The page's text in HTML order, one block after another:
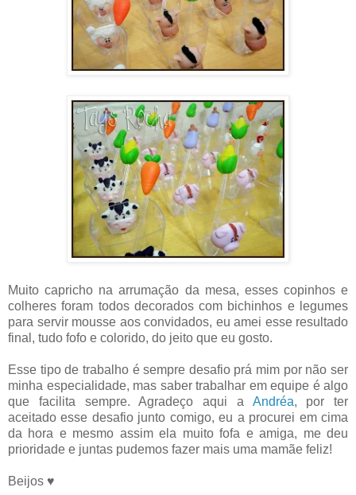
Muito capricho na arrumação da mesa, esses copinhos e
colheres foram todos decorados com bichinhos e legumes
para servir mousse aos convidados, eu amei esse resultado
final, tudo fofo e colorido, do jeito que eu gosto.
Esse tipo de trabalho é sempre desafio prá mim por não ser
minha especialidade, mas saber trabalhar em equipe é algo
que facilita sempre. Agradeço aqui a Andréa, por ter
aceitado esse desafio junto comigo, eu a procurei em cima
da hora e mesmo assim ela muito fofa e amiga, me deu
prioridade e juntas pudemos fazer mais uma mamãe feliz!
Beijos ♥